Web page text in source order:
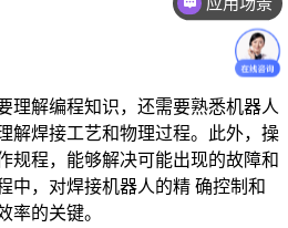
理解编程知识，还需要熟悉机器人
解焊接工艺和物理过程。此外，操
规程，能够解决可能出现的故障和
中，对焊接机器人的精 确控制和
率的关键。
价格咨询